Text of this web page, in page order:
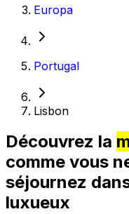
Europa
Portugal
Lisbon
Découvrez la
comme vous
séjournez
luxueux